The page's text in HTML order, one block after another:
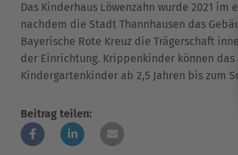
Das Kinderhaus Löwenzahn wurde 2021
nachdem die Stadt Thannhausen das
Bayerische Rote Kreuz die Trägerschaft
der Einrichtung. Krippenkinder können das
Kindergartenkinder ab 2,5 Jahren bis zum
Beitrag teilen: